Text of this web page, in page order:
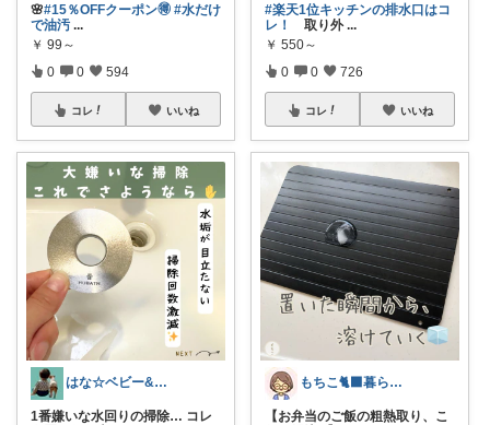
🌸#15％OFFクーポン🉐 #水だけ
で油汚 ...
￥ 99～
0 0 594
コレ いいね
はな☆ベビー&キッズ
1番嫌いな水回りの掃除… コレ
#楽天1位キッチンの排水口はコ
レ！
取り外 ...
￥ 550～
0 0 726
コレ いいね
もちこ🐈‍⬛暮らしのお気に入り🌷
【お弁当のご飯の粗熱取り、こ